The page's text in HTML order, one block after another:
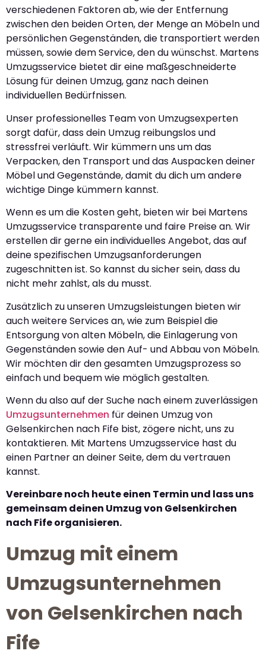
verschiedenen Faktoren ab, wie der Entfernung
zwischen den beiden Orten, der Menge an Möbeln und
persönlichen Gegenständen, die transportiert werden
müssen, sowie dem Service, den du wünschst. Martens
Umzugsservice bietet dir eine maßgeschneiderte
Lösung für deinen Umzug, ganz nach deinen
individuellen Bedürfnissen.
Unser professionelles Team von Umzugsexperten
sorgt dafür, dass dein Umzug reibungslos und
stressfrei verläuft. Wir kümmern uns um das
Verpacken, den Transport und das Auspacken deiner
Möbel und Gegenstände, damit du dich um andere
wichtige Dinge kümmern kannst.
Wenn es um die Kosten geht, bieten wir bei Martens
Umzugsservice transparente und faire Preise an. Wir
erstellen dir gerne ein individuelles Angebot, das auf
deine spezifischen Umzugsanforderungen
zugeschnitten ist. So kannst du sicher sein, dass du
nicht mehr zahlst, als du musst.
Zusätzlich zu unseren Umzugsleistungen bieten wir
auch weitere Services an, wie zum Beispiel die
Entsorgung von alten Möbeln, die Einlagerung von
Gegenständen sowie den Auf- und Abbau von Möbeln.
Wir möchten dir den gesamten Umzugsprozess so
einfach und bequem wie möglich gestalten.
Wenn du also auf der Suche nach einem zuverlässigen
Umzugsunternehmen für deinen Umzug von
Gelsenkirchen nach Fife bist, zögere nicht, uns zu
kontaktieren. Mit Martens Umzugsservice hast du
einen Partner an deiner Seite, dem du vertrauen
kannst.
Vereinbare noch heute einen Termin und lass uns
gemeinsam deinen Umzug von Gelsenkirchen
nach Fife organisieren.
Umzug mit einem
Umzugsunternehmen
von Gelsenkirchen nach
Fife